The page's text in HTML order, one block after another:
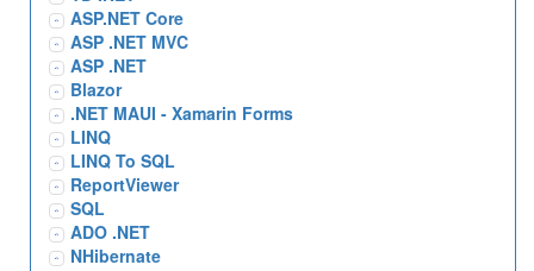
ASP.NET Core
ASP .NET MVC
ASP .NET
Blazor
.NET MAUI - Xamarin Forms
LINQ
LINQ To SQL
ReportViewer
SQL
ADO .NET
NHibernate